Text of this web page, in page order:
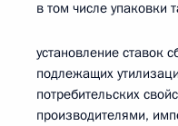
в том числе упаковки
установление ставок
подлежащих
потребительских
производителями,